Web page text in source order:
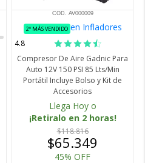
COD. AV000009
2º MÁS VENDIDO en Infladores
4.8
Compresor De Aire Gadnic Para
Auto 12V 150 PSI 85 Lts/Min
Portátil Incluye Bolso y Kit de
Accesorios
Llega Hoy o
¡Retiralo en 2 horas!
$118.816
$65.349
45% OFF